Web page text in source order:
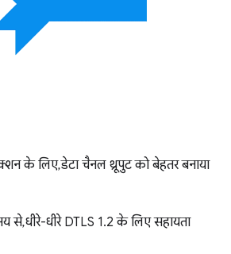
के लिए, डेटा चैनल थ्रूपुट को बेहतर बनाया
धीरे-धीरे DTLS 1.2 के लिए सहायता